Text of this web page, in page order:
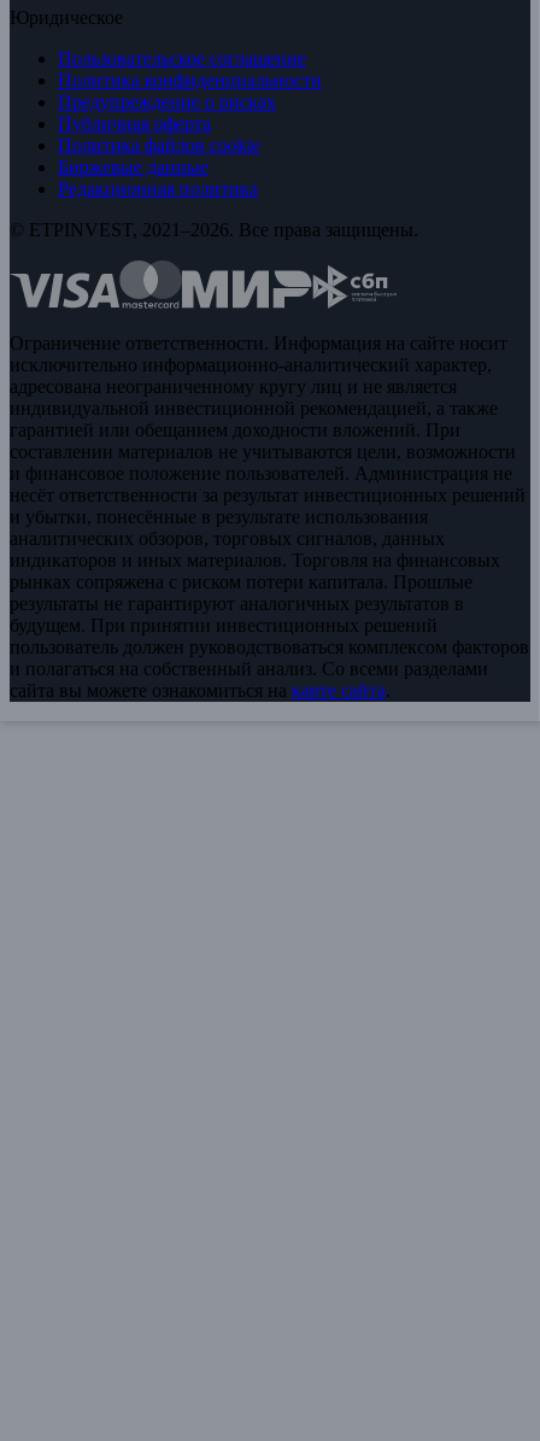
Юридическое
Пользовательское соглашение
Политика конфиденциальности
Предупреждение о рисках
Публичная оферта
Политика файлов cookie
Биржевые данные
Редакционная политика
© ETPINVEST, 2021–2026. Все права защищены.
Ограничение ответственности. Информация на сайте носит
исключительно информационно-аналитический характер,
адресована неограниченному кругу лиц и не является
индивидуальной инвестиционной рекомендацией, а также
гарантией или обещанием доходности вложений. При
составлении материалов не учитываются цели, возможности
и финансовое положение пользователей. Администрация не
несёт ответственности за результат инвестиционных решений
и убытки, понесённые в результате использования
аналитических обзоров, торговых сигналов, данных
индикаторов и иных материалов. Торговля на финансовых
рынках сопряжена с риском потери капитала. Прошлые
результаты не гарантируют аналогичных результатов в
будущем. При принятии инвестиционных решений
пользователь должен руководствоваться комплексом факторов
и полагаться на собственный анализ. Со всеми разделами
сайта вы можете ознакомиться на карте сайта.